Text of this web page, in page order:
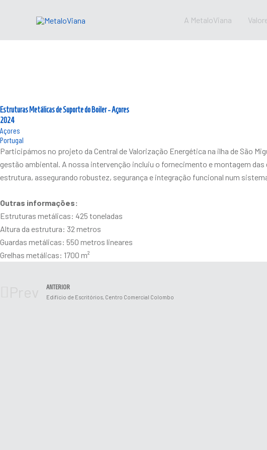
A MetaloViana
Estruturas Metálicas de Suporte do Boiler - Açores
2024
Açores
Portugal
Participámos no projeto da Central de Valorização Energética na ilha de São
gestão ambiental. A nossa intervenção incluiu o fornecimento e montagem
estrutura, assegurando robustez, segurança e integração funcional num
Outras informações:
Estruturas metálicas: 425 toneladas
Altura da estrutura: 32 metros
Guardas metálicas: 550 metros lineares
Grelhas metálicas: 1700 m²
ANTERIOR
Edifício de Escritórios, Centro Comercial Colombo